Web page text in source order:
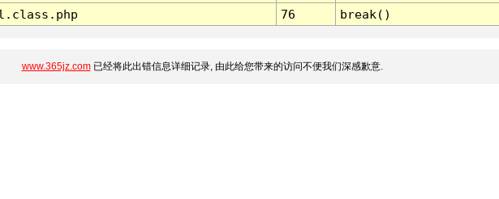
76 break()
www.365jz.com已经将此出错信息详细记录, 由此给您带来的访问不便我们深感歉意.